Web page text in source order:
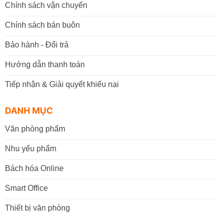
Chính sách vận chuyển
Chính sách bán buôn
Bảo hành - Đổi trả
Hướng dẫn thanh toán
Tiếp nhận & Giải quyết khiếu nại
DANH MỤC
Văn phòng phẩm
Nhu yếu phẩm
Bách hóa Online
Smart Office
Thiết bị văn phòng